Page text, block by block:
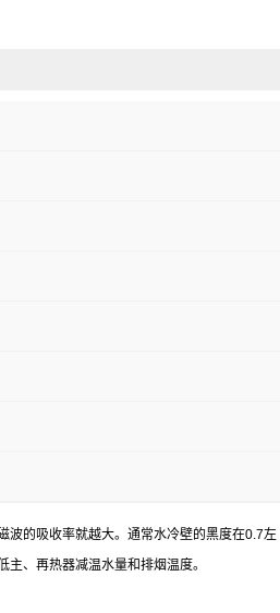
波的吸收率就越大。通常水冷壁的黑度在0.7左
、再热器减温水量和排烟温度。